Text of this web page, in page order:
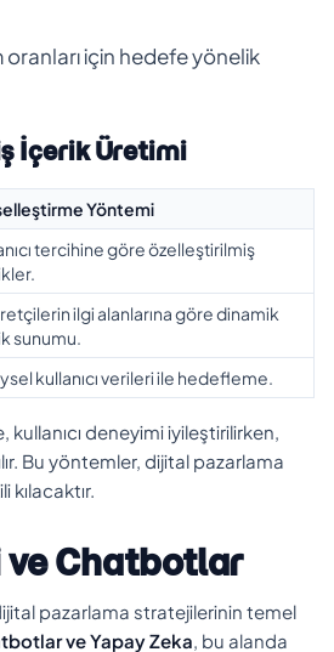
için hedefe yönelik
İçerik Üretimi
Yöntemi
tercihine göre özelleştirilmiş
ilgi alanlarına göre dinamik
sunumu.
kullanıcı verileri ile hedefleme.
kullanıcı deneyimi iyileştirilirken,
Bu yöntemler, dijital pazarlama
kılacaktır.
ve Chatbotlar
pazarlama stratejilerinin temel
ve Yapay Zeka, bu alanda